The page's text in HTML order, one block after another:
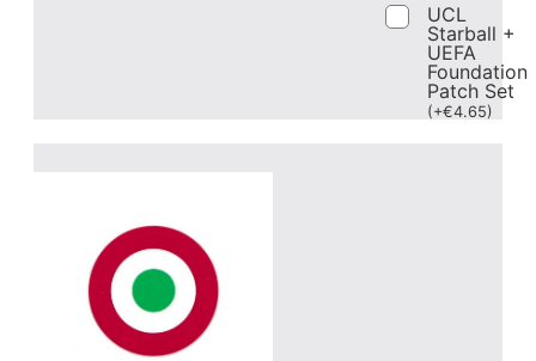
UCL
Starball +
UEFA
Foundation
Patch Set
(+€4.65)